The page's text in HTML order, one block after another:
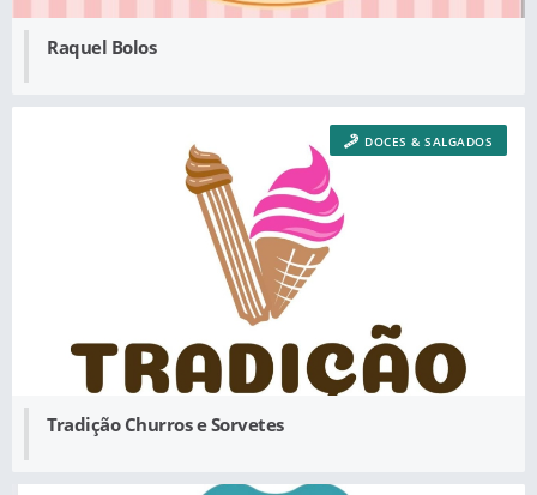
Raquel Bolos
Tradição Churros e Sorvetes
DOCES & SALGADOS